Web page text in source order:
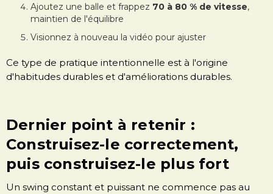
Ajoutez une balle et frappez 70 à 80 % de vitesse,
maintien de l'équilibre
Visionnez à nouveau la vidéo pour ajuster
Ce type de pratique intentionnelle est à l'origine
d'habitudes durables et d'améliorations durables.
Dernier point à retenir :
Construisez-le correctement,
puis construisez-le plus fort
Un swing constant et puissant ne commence pas au